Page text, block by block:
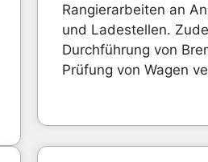
Rangierarbeiten an
und Ladestellen.
Durchführung von
Prüfung von Wagen